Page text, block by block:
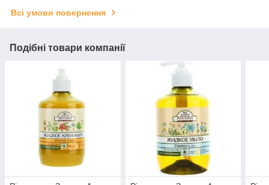
Всі умови повернення
Подібні товари компанії